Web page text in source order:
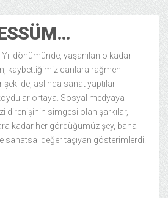
Yıl dönümünde, yaşanılan o kadar
kaybettiğimiz canlara rağmen
şekilde, aslında sanat yaptılar
ortaya. Sosyal medyaya
direnişinin simgesi olan şarkılar,
kadar her gördüğümüz şey, bana
sanatsal değer taşıyan gösterimlerdi.